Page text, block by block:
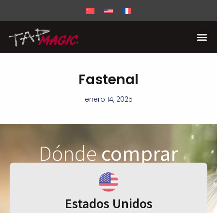
Fastenal
enero 14, 2025
Dóndecomprar
Estados Unidos